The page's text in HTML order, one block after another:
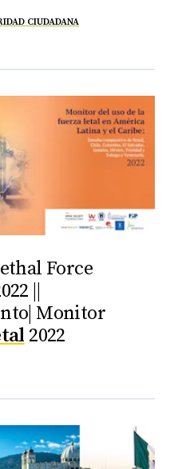
CIUDADANA
Force
||
Monitor
2022